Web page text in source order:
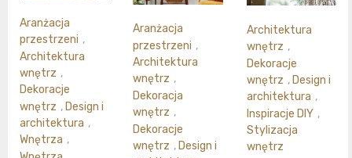
Aranżacja
przestrzeni ,
Architektura
wnętrz ,
Dekoracje
wnętrz , Design i
architektura ,
Wnętrza ,
Aranżacja
przestrzeni ,
Architektura
wnętrz ,
Dekoracja
wnętrz ,
Dekoracje
wnętrz , Design i
Architektura
wnętrz ,
Dekoracje
wnętrz , Design i
architektura ,
Inspiracje DIY ,
Stylizacja
wnętrz